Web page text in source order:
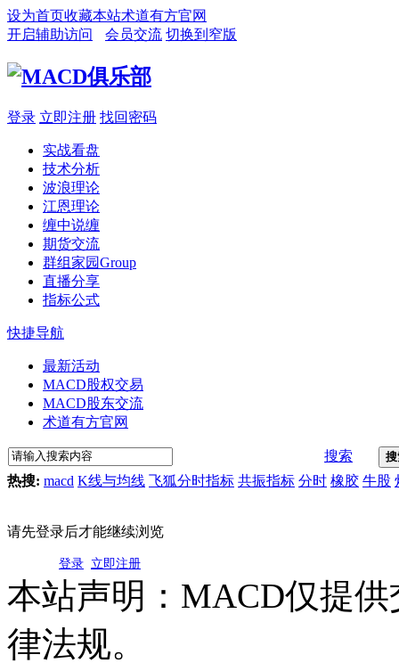
设为首页收藏本站术道有方官网
开启辅助访问
会员交流 切换到窄版
登录 立即注册 找回密码
实战看盘
技术分析
波浪理论
江恩理论
缠中说缠
期货交流
群组家园Group
直播分享
指标公式
快捷导航
最新活动
MACD股权交易
MACD股东交流
术道有方官网
搜索
热搜: macd K线与均线 飞狐分时指标 共振指标 分时 橡胶 牛股
请先登录后才能继续浏览
登录 立即注册
本站声明：MACD仅提
律法规。